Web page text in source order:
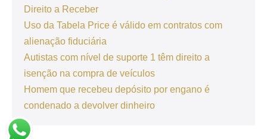
Direito a Receber
Uso da Tabela Price é válido em contratos com
alienação fiduciária
Autistas com nível de suporte 1 têm direito a
isenção na compra de veículos
Homem que recebeu depósito por engano é
condenado a devolver dinheiro